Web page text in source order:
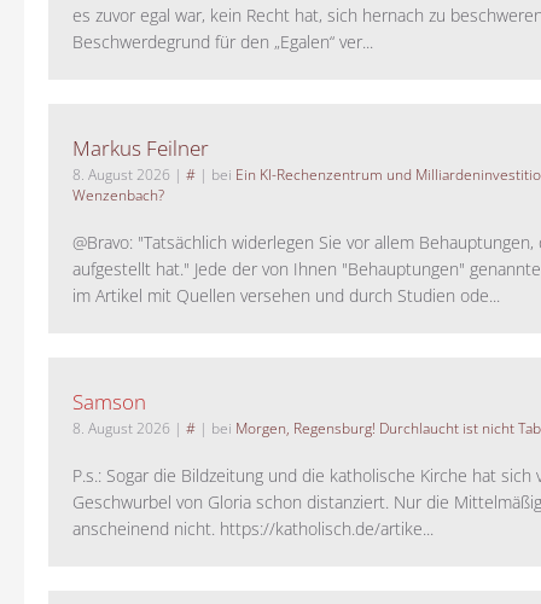
es zuvor egal war, kein Recht hat, sich hernach zu
Beschwerdegrund für den „Egalen“ ver...
Markus Feilner
8. August 2026 | # | bei Ein KI-Rechenzentrum und
Wenzenbach?
@Bravo: "Tatsächlich widerlegen Sie vor allem
aufgestellt hat." Jede der von Ihnen "Behauptungen"
im Artikel mit Quellen versehen und durch Studien ode...
Samson
8. August 2026 | # | bei Morgen, Regensburg! Durchlaucht ist nicht
P.s.: Sogar die Bildzeitung und die katholische Kirche hat sich
Geschwurbel von Gloria schon distanziert. Nur die
anscheinend nicht. https://katholisch.de/artike...